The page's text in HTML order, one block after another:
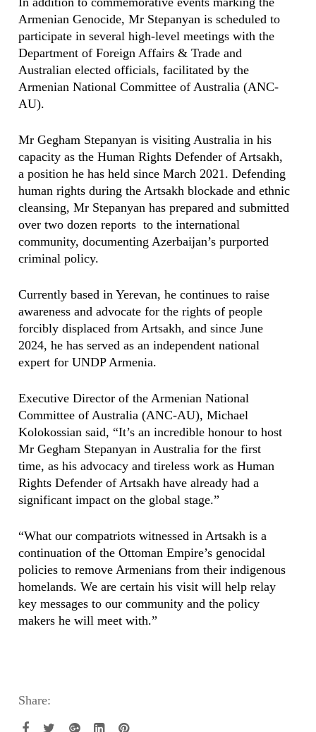
Armenian Genocide, Mr Stepanyan is scheduled to
participate in several high-level meetings with the
Department of Foreign Affairs & Trade and
Australian elected officials, facilitated by the
Armenian National Committee of Australia (ANC-
AU).
Mr Gegham Stepanyan is visiting Australia in his
capacity as the Human Rights Defender of Artsakh,
a position he has held since March 2021. Defending
human rights during the Artsakh blockade and ethnic
cleansing, Mr Stepanyan has prepared and submitted
over two dozen reports to the international
community, documenting Azerbaijan’s purported
criminal policy.
Currently based in Yerevan, he continues to raise
awareness and advocate for the rights of people
forcibly displaced from Artsakh, and since June
2024, he has served as an independent national
expert for UNDP Armenia.
Executive Director of the Armenian National
Committee of Australia (ANC-AU), Michael
Kolokossian said, “It’s an incredible honour to host
Mr Gegham Stepanyan in Australia for the first
time, as his advocacy and tireless work as Human
Rights Defender of Artsakh have already had a
significant impact on the global stage.”
“What our compatriots witnessed in Artsakh is a
continuation of the Ottoman Empire’s genocidal
policies to remove Armenians from their indigenous
homelands. We are certain his visit will help relay
key messages to our community and the policy
makers he will meet with.”
Share: